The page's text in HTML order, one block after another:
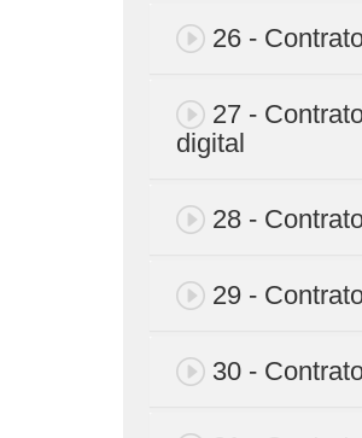
26 -
27 -
digital
28 -
29 -
30 -